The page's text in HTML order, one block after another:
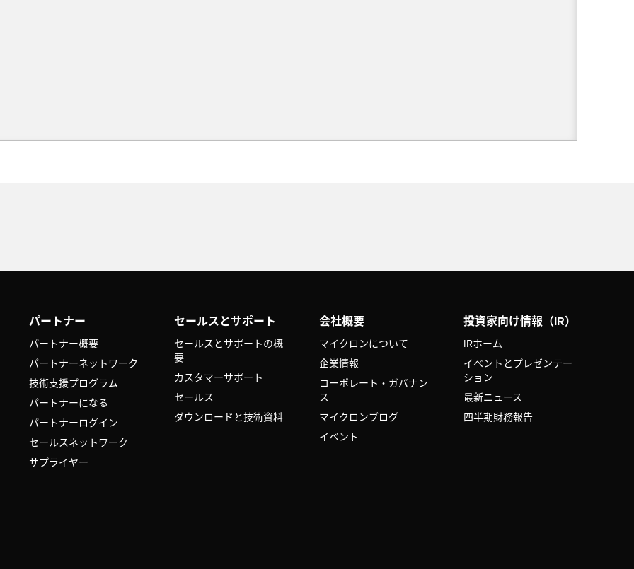
パートナー
パートナー概要
パートナーネットワーク
技術支援プログラム
パートナーになる
パートナーログイン
セールスネットワーク
サプライヤー
セールスとサポート
セールスとサポートの概
要
カスタマーサポート
セールス
ダウンロードと技術資料
会社概要
マイクロンについて
企業情報
コーポレート・ガバナン
ス
マイクロンブログ
イベント
投資家向け情報（IR）
IRホーム
イベントとプレゼンテー
ション
最新ニュース
四半期財務報告